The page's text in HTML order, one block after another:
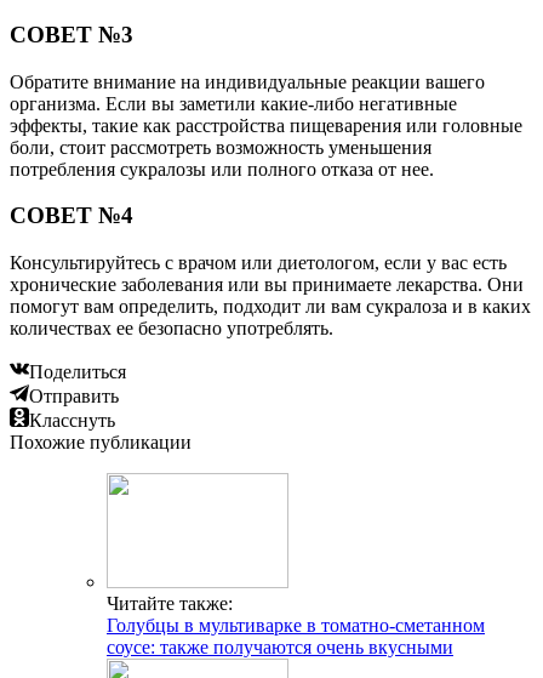
СОВЕТ №3
Обратите внимание на индивидуальные реакции вашего
организма. Если вы заметили какие-либо негативные
эффекты, такие как расстройства пищеварения или головные
боли, стоит рассмотреть возможность уменьшения
потребления сукралозы или полного отказа от нее.
СОВЕТ №4
Консультируйтесь с врачом или диетологом, если у вас есть
хронические заболевания или вы принимаете лекарства. Они
помогут вам определить, подходит ли вам сукралоза и в каких
количествах ее безопасно употреблять.
Поделиться
Отправить
Класснуть
Похожие публикации
Читайте также:
Голубцы в мультиварке в томатно-сметанном
соусе: также получаются очень вкусными